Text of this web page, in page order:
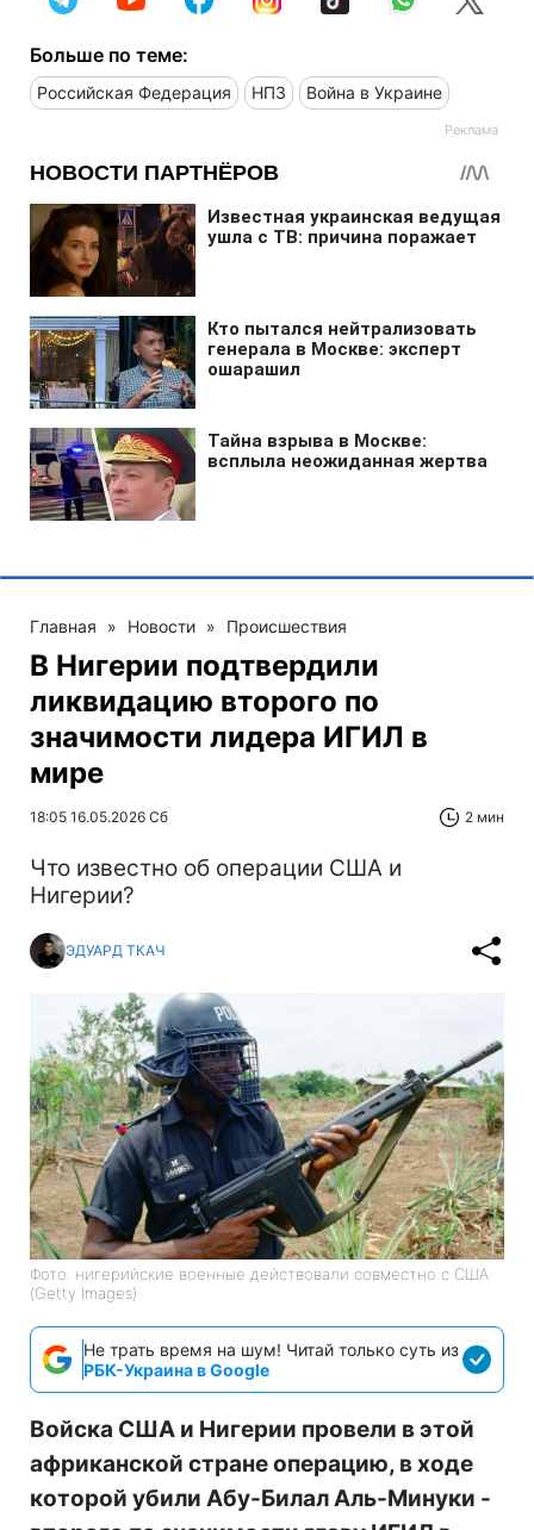
Больше по теме:
Российская Федерация НПЗ Война в Украине
Главная » Новости » Происшествия
В Нигерии подтвердили
ликвидацию второго по
значимости лидера ИГИЛ в
мире
18:05 16.05.2026 Сб 2 мин
Что известно об операции США и
Нигерии?
ЭДУАРД ТКАЧ
Фото: нигерийские военные действовали совместно с США
(Getty Images)
Не трать время на шум! Читай только суть из
РБК-Украина в Google
Войска США и Нигерии провели в этой
африканской стране операцию, в ходе
которой убили Абу-Билал Аль-Минуки -